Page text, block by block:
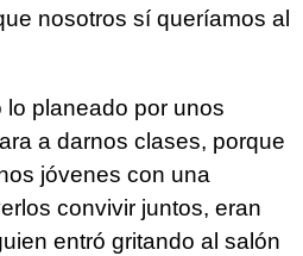
nosotros sí queríamos al
planeado por unos
a darnos clases, porque
jóvenes con una
convivir juntos, eran
entró gritando al salón